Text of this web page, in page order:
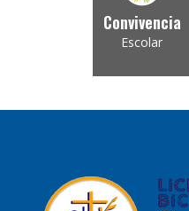
Convivencia
Escolar